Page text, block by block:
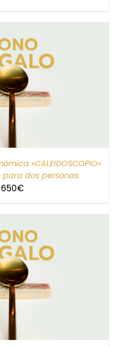
«CALEIDOSCOPIO»
dos personas
650€